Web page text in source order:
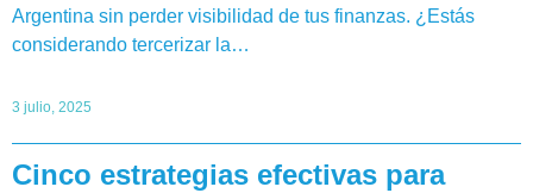
Argentina sin perder visibilidad de tus finanzas. ¿Estás
considerando tercerizar la…
3 julio, 2025
Cinco estrategias efectivas para